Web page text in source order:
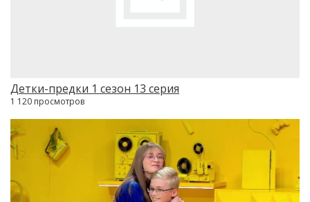
Детки-предки 1 сезон 13 серия
1 120 просмотров